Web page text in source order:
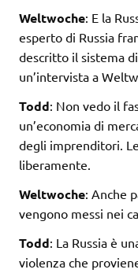
Weltwoche: E la
esperto di Russia
descritto il sistema
un’intervista a
Todd: Non vedo il
un’economia di
degli imprenditori.
liberamente.
Weltwoche: Anche
vengono messi nei
Todd: La Russia è
violenza che